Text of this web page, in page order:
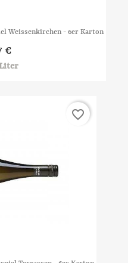
Weissenkirchen - 6er Karton
€
favorite_border